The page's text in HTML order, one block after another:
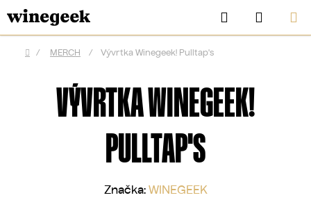
Přejít
na
obsah
Hledat
KOŠÍK
Domů
/ MERCH / Vývrtka Winegeek! Pulltap's
VÝVRTKA WINEGEEK!
PULLTAP'S
Značka: WINEGEEK